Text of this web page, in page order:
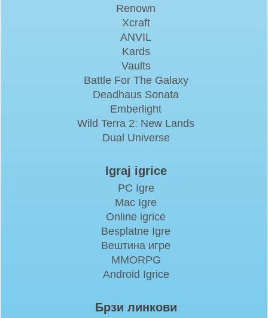
Renown
Xcraft
ANVIL
Kards
Vaults
Battle For The Galaxy
Deadhaus Sonata
Emberlight
Wild Terra 2: New Lands
Dual Universe
Igraj igrice
PC Igre
Mac Igre
Online igrice
Besplatne Igre
Вештина игре
MMORPG
Android Igrice
Брзи линкови